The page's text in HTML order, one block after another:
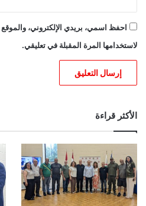
احفظ اسمي، بريدي الإلكتروني،
لاستخدامها المرة المقبلة في تعليقي.
الأكثر قراءة